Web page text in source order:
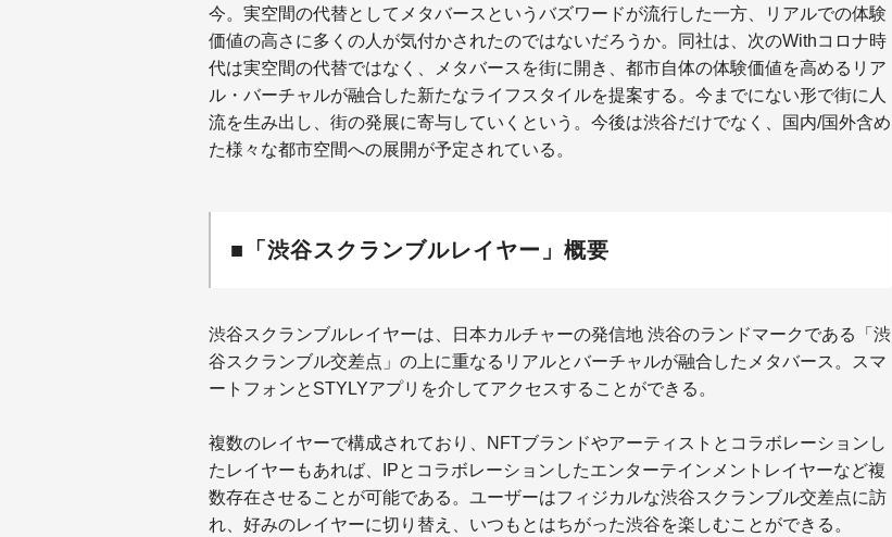
今。実空間の代替としてメタバースというバズワードが流行した一方、リアルでの体験
価値の高さに多くの人が気付かされたのではないだろうか。同社は、次のWithコロナ時
代は実空間の代替ではなく、メタバースを街に開き、都市自体の体験価値を高めるリア
ル・バーチャルが融合した新たなライフスタイルを提案する。今までにない形で街に人
流を生み出し、街の発展に寄与していくという。今後は渋谷だけでなく、国内/国外含め
た様々な都市空間への展開が予定されている。
■「渋谷スクランブルレイヤー」概要
渋谷スクランブルレイヤーは、日本カルチャーの発信地 渋谷のランドマークである「渋
谷スクランブル交差点」の上に重なるリアルとバーチャルが融合したメタバース。スマ
ートフォンとSTYLYアプリを介してアクセスすることができる。
複数のレイヤーで構成されており、NFTブランドやアーティストとコラボレーションし
たレイヤーもあれば、IPとコラボレーションしたエンターテインメントレイヤーなど複
数存在させることが可能である。ユーザーはフィジカルな渋谷スクランブル交差点に訪
れ、好みのレイヤーに切り替え、いつもとはちがった渋谷を楽しむことができる。